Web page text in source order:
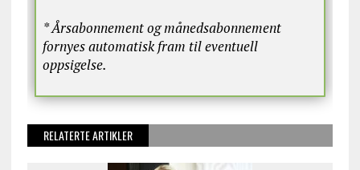
* Årsabonnement og månedsabonnement
fornyes automatisk fram til eventuell
oppsigelse.
RELATERTE ARTIKLER